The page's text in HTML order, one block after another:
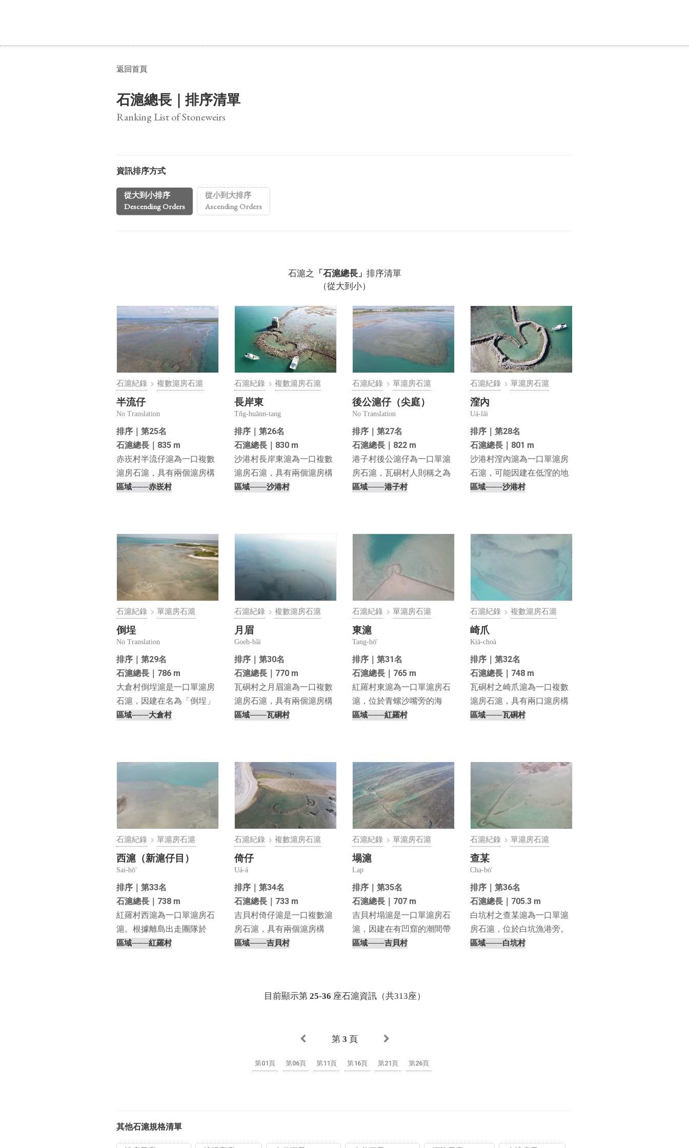
返回首頁
石滬總長｜排序清單
Ranking List of Stoneweirs
資訊排序方式
從大到小排序
Descending Orders
從小到大排序
Ascending Orders
石滬之 「石滬總長」 排序清單
（從大到小）
石滬紀錄 複數滬房石滬
半流仔
No Translation
排序｜第25名
石滬總長｜835 m
赤崁村半流仔滬為一口複數
滬房石滬，具有兩個滬房構
造，半流仔滬的滬體嚴⋯
區域───赤崁村
石滬紀錄 複數滬房石滬
長岸東
Tn̂g-huānn-tang
排序｜第26名
石滬總長｜830 m
沙港村長岸東滬為一口複數
滬房石滬，具有兩個滬房構
造，因建在名為「長岸⋯
區域───沙港村
石滬紀錄 單滬房石滬
後公滬仔（尖庭）
No Translation
排序｜第27名
石滬總長｜822 m
港子村後公滬仔為一口單滬
房石滬，瓦硐村人則稱之為
尖庭滬，原因尚且不明⋯
區域───港子村
石滬紀錄 單滬房石滬
漥內
Uá-lāi
排序｜第28名
石滬總長｜801 m
沙港村漥內滬為一口單滬房
石滬，可能因建在低漥的地
形或較靠內側，而被稱⋯
區域───沙港村
石滬紀錄 單滬房石滬
倒埕
No Translation
排序｜第29名
石滬總長｜786 m
大倉村倒埕滬是一口單滬房
石滬，因建在名為「倒埕」
的小丘旁，故名為倒埕⋯
區域───大倉村
石滬紀錄 複數滬房石滬
月眉
Goe̍h-bâi
排序｜第30名
石滬總長｜770 m
瓦硐村之月眉滬為一口複數
滬房石滬，具有兩個滬房構
造，位於瓦硐草嶼⋯
區域───瓦硐村
石滬紀錄 單滬房石滬
東滬
Tang-hō'
排序｜第31名
石滬總長｜765 m
紅羅村東滬為一口單滬房石
滬，位於青螺沙嘴旁的海
域，遙望青螺村甘豆滬。⋯
區域───紅羅村
石滬紀錄 複數滬房石滬
崎爪
Kiā-choà
排序｜第32名
石滬總長｜748 m
瓦硐村之崎爪滬為一口複數
滬房石滬，具有兩口滬房構
造，滬體規模龐大⋯
區域───瓦硐村
石滬紀錄 單滬房石滬
西滬（新滬仔目）
Sai-hō'
排序｜第33名
石滬總長｜738 m
紅羅村西滬為一口單滬房石
滬。根據離島出走團隊於
2019年5月15日（⋯
區域───紅羅村
石滬紀錄 複數滬房石滬
倚仔
Uá-á
排序｜第34名
石滬總長｜733 m
吉貝村倚仔滬是一口複數滬
房石滬，具有兩個滬房構
造，因「貼近」一旁的礁⋯
區域───吉貝村
石滬紀錄 單滬房石滬
塌滬
Lap
排序｜第35名
石滬總長｜707 m
吉貝村塌滬是一口單滬房石
滬，因建在有凹窟的潮間帶
上，故名為塌滬，塌滬⋯
區域───吉貝村
石滬紀錄 單滬房石滬
查某
Cha-bó'
排序｜第36名
石滬總長｜705.3 m
白坑村之查某滬為一口單滬
房石滬，位於白坑漁港旁。
根據離島出走團隊⋯
區域───白坑村
目前顯示第25-36 座石滬資訊（共313座）
第 3 頁
第01頁 第06頁 第11頁 第16頁 第21頁 第26頁
其他石滬規格清單